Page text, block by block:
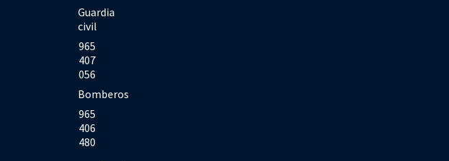
Guardia
civil
965
407
056
Bomberos
965
406
480